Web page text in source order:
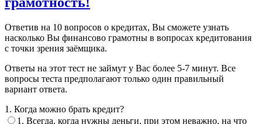
Ответив на 10 вопросов о кредитах, Вы сможете узнать
насколько Вы финансово грамотны в вопросах кредитования
с точки зрения заёмщика.
Ответы на этот тест не займут у Вас более 5-7 минут. Все
вопросы теста предполагают только один правильный
вариант ответа.
1. Когда можно брать кредит?
1. Всегда, когда нужны деньги, при этом неважно, на что